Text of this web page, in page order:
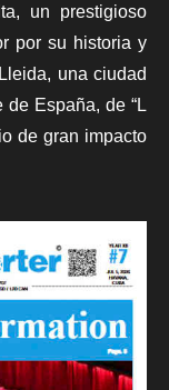
un prestigioso
por su historia y
una ciudad
España, de “L
de gran impacto